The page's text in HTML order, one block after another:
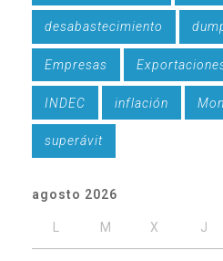
desabastecimiento
Empresas
INDEC inflación
superávit
agosto 2026
L M X J